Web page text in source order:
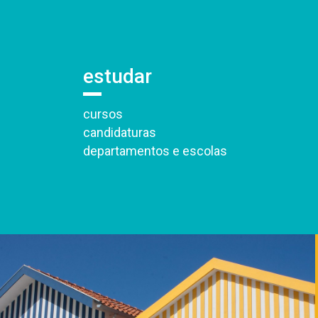
estudar
cursos
candidaturas
departamentos e escolas